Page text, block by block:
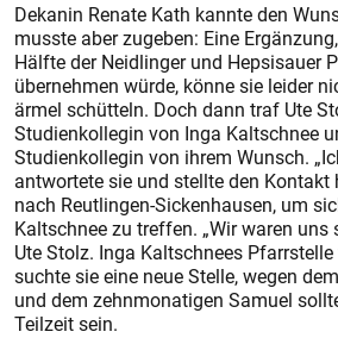
Dekanin Renate Kath kannte den
musste aber zugeben: Eine
Hälfte der Neidlinger und Hepsisauer
übernehmen würde, ­könne sie leider
ärmel schütteln. Doch dann traf Ute
Studienkollegin von Inga Kaltschnee
Studienkollegin von ihrem Wunsch.
antwortete sie und stellte den Kontakt
nach Reutlingen-Sickenhausen, um
Kaltschnee zu treffen. „Wir waren uns
Ute Stolz. Inga Kaltschnees
suchte sie eine neue Stelle, wegen
und dem zehnmonatigen Samuel
Teilzeit sein.